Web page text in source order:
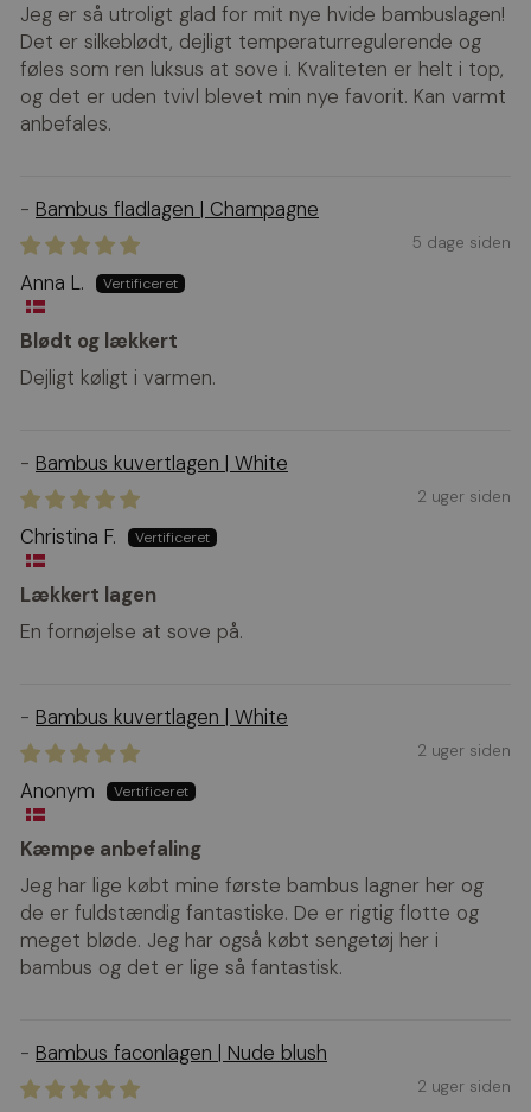
Jeg er så utroligt glad for mit nye hvide bambuslagen!
Det er silkeblødt, dejligt temperaturregulerende og
føles som ren luksus at sove i. Kvaliteten er helt i top,
og det er uden tvivl blevet min nye favorit. Kan varmt
anbefales.
Bambus fladlagen | Champagne
5 dage siden
Anna L.
Blødt og lækkert
Dejligt køligt i varmen.
Bambus kuvertlagen | White
2 uger siden
Christina F.
Lækkert lagen
En fornøjelse at sove på.
Bambus kuvertlagen | White
2 uger siden
Anonym
Kæmpe anbefaling
Jeg har lige købt mine første bambus lagner her og
de er fuldstændig fantastiske. De er rigtig flotte og
meget bløde. Jeg har også købt sengetøj her i
bambus og det er lige så fantastisk.
Bambus faconlagen | Nude blush
2 uger siden